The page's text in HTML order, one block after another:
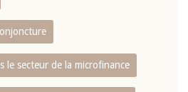
le secteur de la microfinance